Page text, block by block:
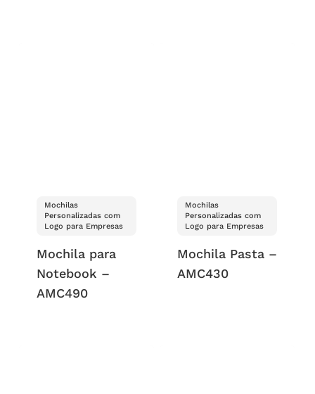
Mochilas
Personalizadas com
Logo para Empresas
Mochila para
Notebook –
AMC490
Mochilas
Personalizadas com
Logo para Empresas
Mochila Pasta –
AMC430